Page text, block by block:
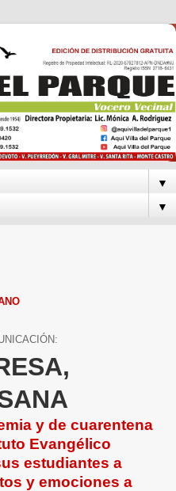
▼
▼
y de cuarentena
Evangélico
estudiantes a
y emociones a